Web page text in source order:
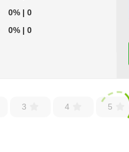
để tăng tuổi thọ cho xe
Công ty
0%| 0
0%| 0
3 4 5